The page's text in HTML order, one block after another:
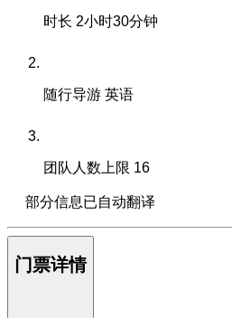
时长 2小时30分钟
随行导游 英语
团队人数上限 16
部分信息已自动翻译
门票详情